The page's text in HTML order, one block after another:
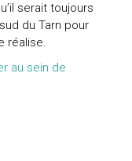
serait toujours
du Tarn pour
réalise.
au sein de